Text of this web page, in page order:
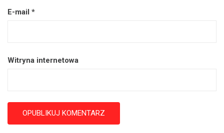
E-mail *
Witryna internetowa